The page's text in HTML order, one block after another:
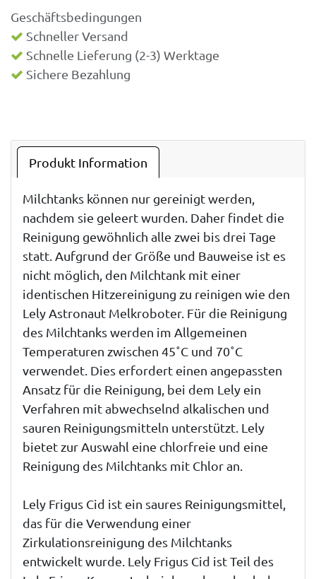
Geschäftsbedingungen
Schneller Versand
Schnelle Lieferung (2-3) Werktage
Sichere Bezahlung
Produkt Information
Milchtanks können nur gereinigt werden,
nachdem sie geleert wurden. Daher findet die
Reinigung gewöhnlich alle zwei bis drei Tage
statt. Aufgrund der Größe und Bauweise ist es
nicht möglich, den Milchtank mit einer
identischen Hitzereinigung zu reinigen wie den
Lely Astronaut Melkroboter. Für die Reinigung
des Milchtanks werden im Allgemeinen
Temperaturen zwischen 45˚C und 70˚C
verwendet. Dies erfordert einen angepassten
Ansatz für die Reinigung, bei dem Lely ein
Verfahren mit abwechselnd alkalischen und
sauren Reinigungsmitteln unterstützt. Lely
bietet zur Auswahl eine chlorfreie und eine
Reinigung des Milchtanks mit Chlor an.
Lely Frigus Cid ist ein saures Reinigungsmittel,
das für die Verwendung einer
Zirkulationsreinigung des Milchtanks
entwickelt wurde. Lely Frigus Cid ist Teil des